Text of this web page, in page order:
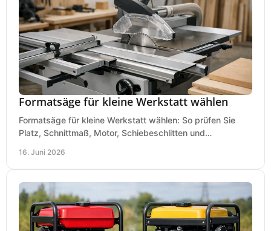
Formatsäge für kleine Werkstatt wählen
Formatsäge für kleine Werkstatt wählen: So prüfen Sie
Platz, Schnittmaß, Motor, Schiebeschlitten und
16. Juni 2026